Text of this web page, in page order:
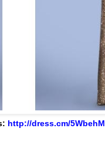
http://dress.cm/5WbehM